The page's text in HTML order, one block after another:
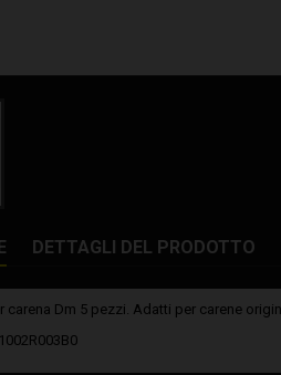
DETTAGLI DEL PRODOTTO
carena Dm 5 pezzi. Adatti per carene